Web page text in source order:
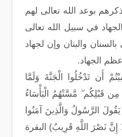
بوعد الله تعالى لهم
في سبيل الله تعالى
بالسنان والبنان وإن لجهاد
الجهاد.
أَن تَدْخُلُوا الْجَنَّةَ وَلَمَّا
مِن قَبْلِكُم ۖ مَّسَّتْهُمُ الْبَأْسَاءُ
الرَّسُولُ وَالَّذِينَ آمَنُوا
إِنَّ نَصْرَ اللَّهِ قَرِيبٌ) البقرة